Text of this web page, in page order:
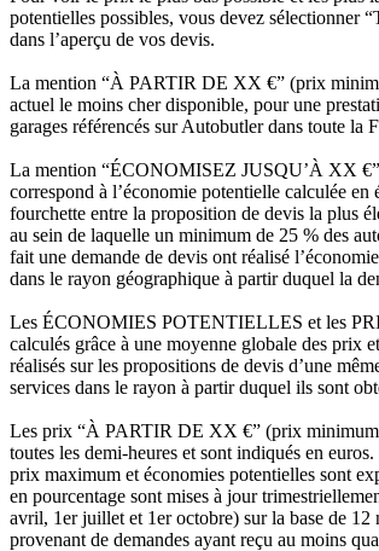
potentielles possibles, vous devez sélectionner
dans l’aperçu de vos devis.
La mention “À PARTIR DE XX €” (prix
actuel le moins cher disponible, pour une
garages référencés sur Autobutler dans toute la
La mention “ÉCONOMISEZ JUSQU’À XX
correspond à l’économie potentielle calculée en
fourchette entre la proposition de devis la plus
au sein de laquelle un minimum de 25 % des
fait une demande de devis ont réalisé
dans le rayon géographique à partir duquel la
Les ÉCONOMIES POTENTIELLES et les
calculés grâce à une moyenne globale des prix
réalisés sur les propositions de devis d’une
services dans le rayon à partir duquel ils sont
Les prix “À PARTIR DE XX €” (prix
toutes les demi-heures et sont indiqués en
prix maximum et économies potentielles sont
en pourcentage sont mises à jour
avril, 1er juillet et 1er octobre) sur la base de 12
provenant de demandes ayant reçu au moins